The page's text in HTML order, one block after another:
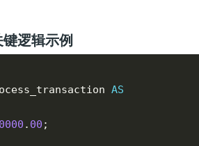
逻辑示例
AS
. 00